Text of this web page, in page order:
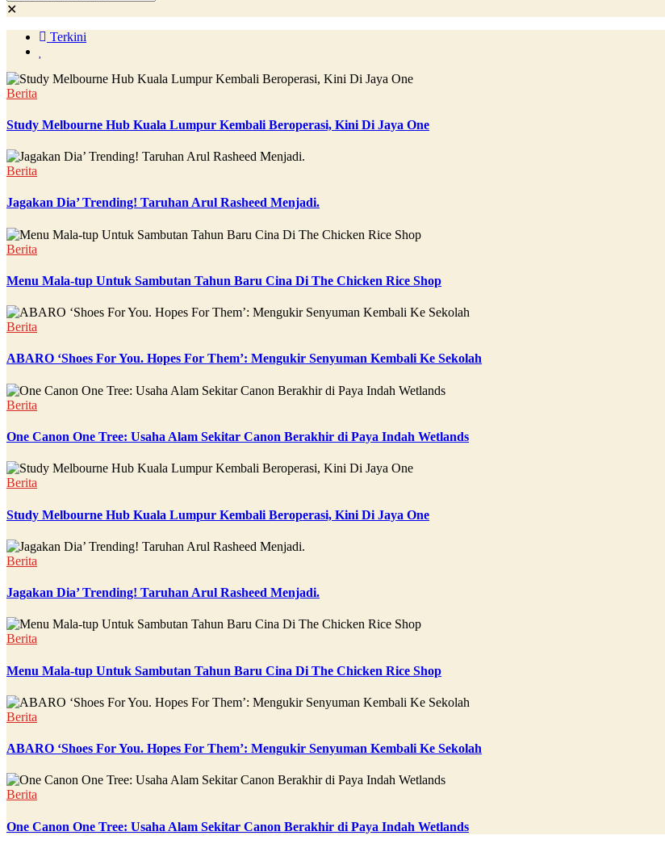
✕
Terkini
Berita
Study Melbourne Hub Kuala Lumpur Kembali Beroperasi, Kini Di Jaya One
Berita
Jagakan Dia’ Trending! Taruhan Arul Rasheed Menjadi.
Berita
Menu Mala-tup Untuk Sambutan Tahun Baru Cina Di The Chicken Rice Shop
Berita
ABARO ‘Shoes For You. Hopes For Them’: Mengukir Senyuman Kembali Ke Sekolah
Berita
One Canon One Tree: Usaha Alam Sekitar Canon Berakhir di Paya Indah Wetlands
Berita
Study Melbourne Hub Kuala Lumpur Kembali Beroperasi, Kini Di Jaya One
Berita
Jagakan Dia’ Trending! Taruhan Arul Rasheed Menjadi.
Berita
Menu Mala-tup Untuk Sambutan Tahun Baru Cina Di The Chicken Rice Shop
Berita
ABARO ‘Shoes For You. Hopes For Them’: Mengukir Senyuman Kembali Ke Sekolah
Berita
One Canon One Tree: Usaha Alam Sekitar Canon Berakhir di Paya Indah Wetlands